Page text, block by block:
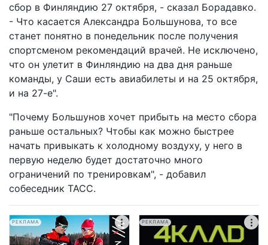
сбор в Финляндию 27 октября, - сказал Борадавко.
- Что касается Александра Большунова, то все
станет понятно в понедельник после получения
спортсменом рекомендаций врачей. Не исключено,
что он улетит в Финляндию на два дня раньше
команды, у Саши есть авиабилеты и на 25 октября,
и на 27-е".
"Почему Большунов хочет прибыть на место сбора
раньше остальных? Чтобы как можно быстрее
начать привыкать к холодному воздуху, у него в
первую неделю будет достаточно много
ограничений по тренировкам", - добавил
собеседник ТАСС.
РЕКЛАМА РЕКЛАМА